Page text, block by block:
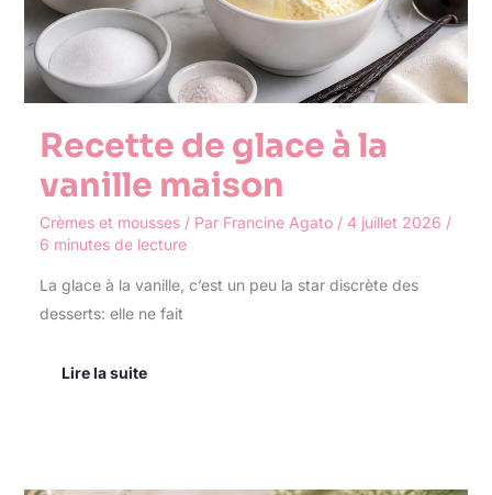
Recette de glace à la
vanille maison
Crèmes et mousses/ Par Francine Agato / 4 juillet 2026 /
6 minutes de lecture
La glace à la vanille, c’est un peu la star discrète des
desserts: elle ne fait
Lire la suite